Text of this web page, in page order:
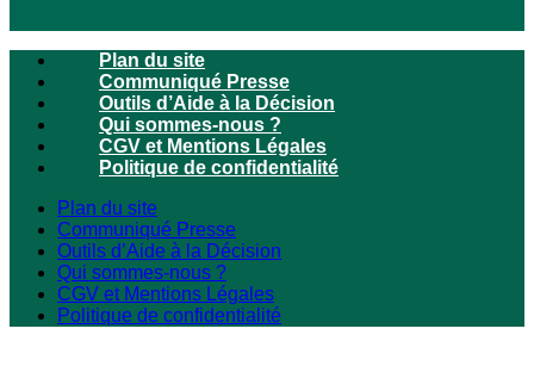
Plan du site
Communiqué Presse
Outils d’Aide à la Décision
Qui sommes-nous ?
CGV et Mentions Légales
Politique de confidentialité
Plan du site
Communiqué Presse
Outils d’Aide à la Décision
Qui sommes-nous ?
CGV et Mentions Légales
Politique de confidentialité